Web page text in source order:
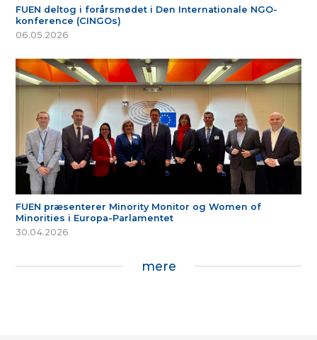
FUEN deltog i forårsmødet i Den Internationale NGO-
konference (CINGOs)
06.05.2026
FUEN præsenterer Minority Monitor og Women of
Minorities i Europa-Parlamentet
30.04.2026
mere